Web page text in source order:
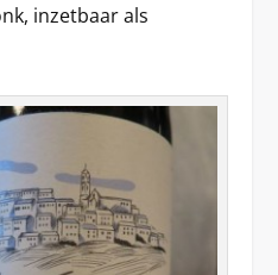
inzetbaar als